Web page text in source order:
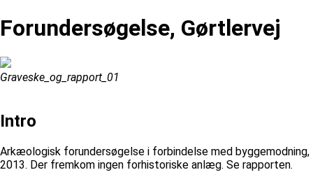
Forundersøgelse, Gørtlervej
Graveske_og_rapport_01
Intro
Arkæologisk forundersøgelse i forbindelse med byggemodning,
2013. Der fremkom ingen forhistoriske anlæg. Se rapporten.